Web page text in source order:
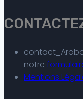
notre
Mentions